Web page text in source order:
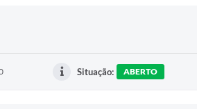
Situação: ABERTO